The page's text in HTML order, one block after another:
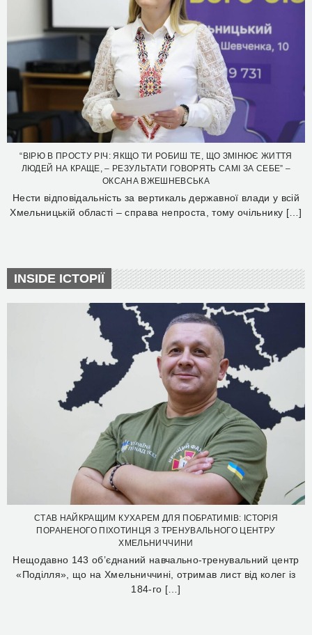
“ВІРЮ В ПРОСТУ РІЧ: ЯКЩО ТИ РОБИШ ТЕ, ЩО ЗМІНЮЄ ЖИТТЯ
ЛЮДЕЙ НА КРАЩЕ, – РЕЗУЛЬТАТИ ГОВОРЯТЬ САМІ ЗА СЕБЕ” –
ОКСАНА ВЖЕШНЕВСЬКА
Нести відповідальність за вертикаль державної влади у всій
Хмельницькій області – справа непроста, тому очільнику […]
INSIDE ІСТОРІЇ
СТАВ НАЙКРАЩИМ КУХАРЕМ ДЛЯ ПОБРАТИМІВ: ІСТОРІЯ
ПОРАНЕНОГО ПІХОТИНЦЯ З ТРЕНУВАЛЬНОГО ЦЕНТРУ
ХМЕЛЬНИЧЧИНИ
Нещодавно 143 об’єднаний навчально-тренувальний центр
«Поділля», що на Хмельниччині, отримав лист від колег із
184-го […]